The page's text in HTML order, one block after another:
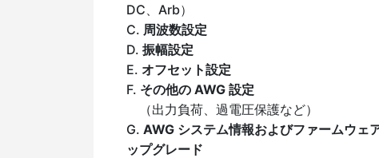
DC、Arb）
C. 周波数設定
D. 振幅設定
E. オフセット設定
F. その他の AWG 設定
（出力負荷、過電圧保護など）
G. AWG システム情報およびファームウェ
ップグレード